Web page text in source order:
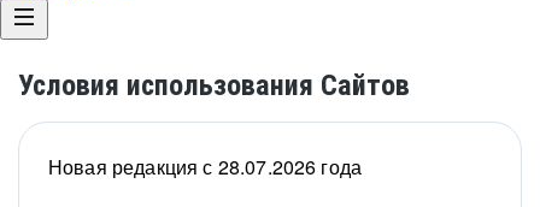
Условия использования Сайтов
Новая редакция с 28.07.2026 года